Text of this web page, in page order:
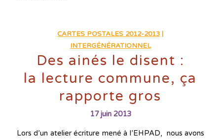
CARTES POSTALES 2012-2013
INTERGÉNÉRATIONNEL
Des ainés le disent :
la lecture commune, ça
rapporte gros
17 juin 2013
Lors d’un atelier écriture mené à l’EHPAD, nous avons